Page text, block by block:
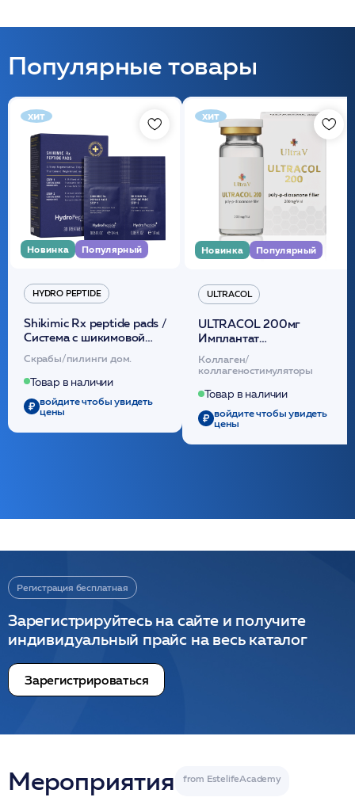
Популярные товары
хит
Новинка Популярный
HYDRO PEPTIDE
Shikimic Rx peptide pads /
Cистема с шикимовой
кислотой обновляющая
(30шт) /HP
Скрабы/пилинги дом.
Товар в наличии
войдите чтобы увидеть
цены
хит
Новинка Популярный
ULTRACOL
ULTRACOL 200мг
Имплантат
внутридермальный,
стерильный на основе
полидиоксанона
/ULTRACOL
Коллаген/
коллагеностимуляторы
Товар в наличии
войдите чтобы увидеть
цены
Регистрация бесплатная
Зарегистрируйтесь на сайте и получите
индивидуальный прайс на весь каталог
Зарегистрироваться
Мероприятия